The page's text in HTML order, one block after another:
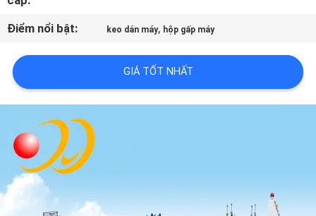
KIỂM
SOÁT
CHẤT
LƯỢNG
LIÊN
HỆ
CHÚNG
Điểm nổi bật: keo dán máy, hộp gấp máy
GIÁ TỐT NHẤT